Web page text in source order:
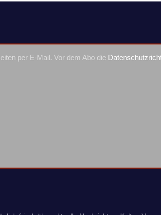
per E-Mail. Vor dem Abo die